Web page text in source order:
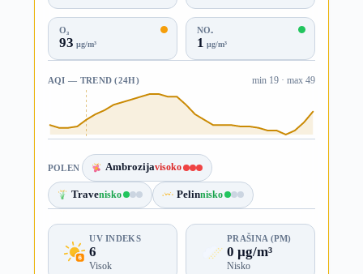
O₃
93 µg/m³
NO₂
1 µg/m³
AQI — TREND (24H) min 19 · max 49
POLEN Ambrozijavisoko
Travenisko Pelinnisko
UV INDEKS
6
Visok
PRAŠINA (PM)
0 µg/m³
Nisko